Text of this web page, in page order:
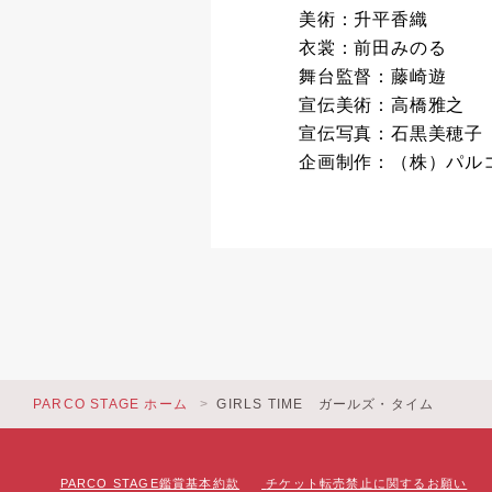
美術：升平香織
衣裳：前田みのる
舞台監督：藤崎遊
宣伝美術：高橋雅之
宣伝写真：石黒美穂子
企画制作：（株）パル
PARCO STAGE ホーム GIRLS TIME ガールズ・タイム
PARCO STAGE鑑賞基本約款 チケット転売禁止に関するお願い